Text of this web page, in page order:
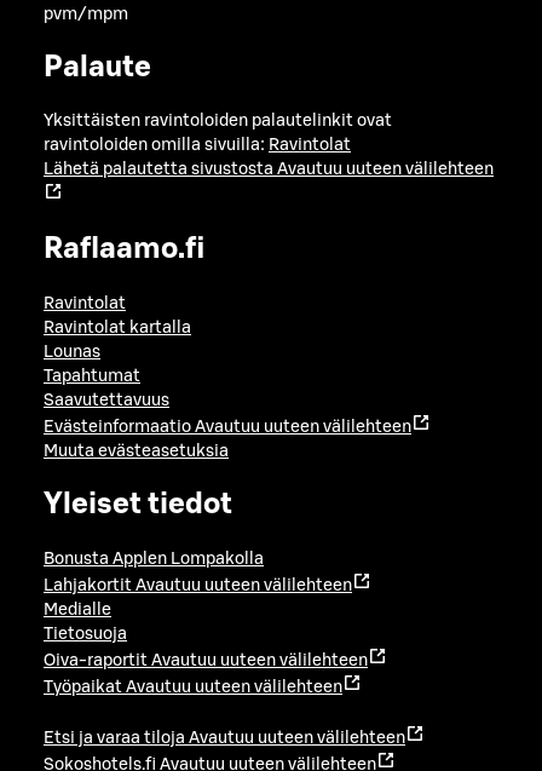
pvm/mpm
Palaute
Yksittäisten ravintoloiden palautelinkit ovat
ravintoloiden omilla sivuilla: Ravintolat
Lähetä palautetta sivustosta Avautuu uuteen välilehteen
Raflaamo.fi
Ravintolat
Ravintolat kartalla
Lounas
Tapahtumat
Saavutettavuus
Evästeinformaatio Avautuu uuteen välilehteen
Muuta evästeasetuksia
Yleiset tiedot
Bonusta Applen Lompakolla
Lahjakortit Avautuu uuteen välilehteen
Medialle
Tietosuoja
Oiva-raportit Avautuu uuteen välilehteen
Työpaikat Avautuu uuteen välilehteen
Etsi ja varaa tiloja Avautuu uuteen välilehteen
Sokoshotels.fi Avautuu uuteen välilehteen